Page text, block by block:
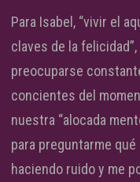
Para Isabel, “vivir el
claves de la
preocuparse
concientes del
nuestra “alocada
para preguntarme
haciendo ruido y me